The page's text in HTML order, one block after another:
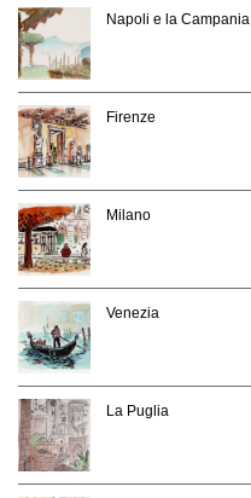
Napoli e la Campania
Firenze
Milano
Venezia
La Puglia